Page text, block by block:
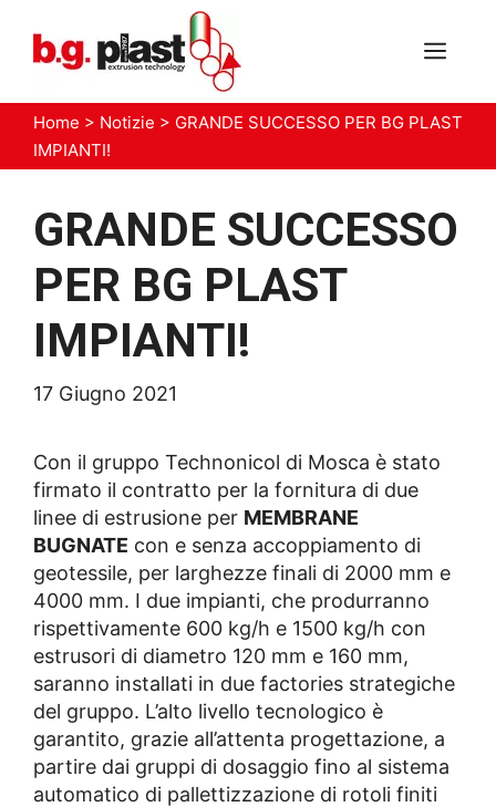
contenuto
Home > Notizie > GRANDE SUCCESSO PER BG PLAST
IMPIANTI!
GRANDE SUCCESSO
PER BG PLAST
IMPIANTI!
17 Giugno 2021
Con il gruppo Technonicol di Mosca è stato
firmato il contratto per la fornitura di due
linee di estrusione per MEMBRANE
BUGNATE con e senza accoppiamento di
geotessile, per larghezze finali di 2000 mm e
4000 mm. I due impianti, che produrranno
rispettivamente 600 kg/h e 1500 kg/h con
estrusori di diametro 120 mm e 160 mm,
saranno installati in due factories strategiche
del gruppo. L’alto livello tecnologico è
garantito, grazie all’attenta progettazione, a
partire dai gruppi di dosaggio fino al sistema
automatico di pallettizzazione di rotoli finiti